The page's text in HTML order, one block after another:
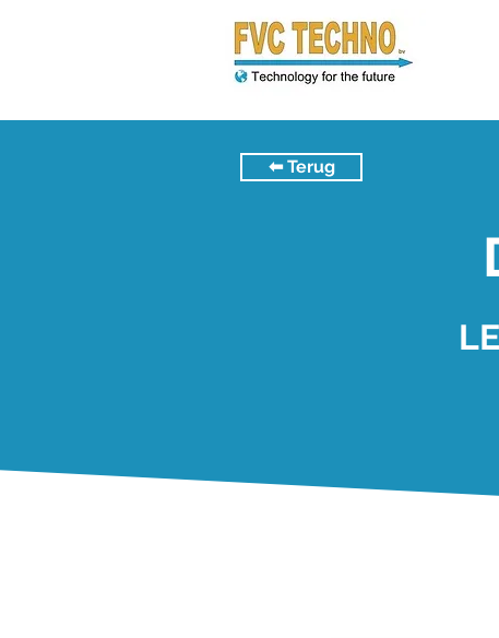
⬅︎ Terug